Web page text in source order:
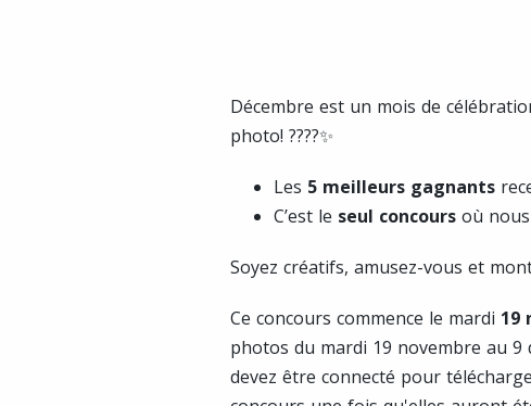
Décembre est un mois de
photo! ????✨
Les 5 meilleurs gagnants
C’est le seul concours où
Soyez créatifs, amusez-vous et
Ce concours commence le mardi 19
photos du mardi 19 novembre au
devez être connecté pour